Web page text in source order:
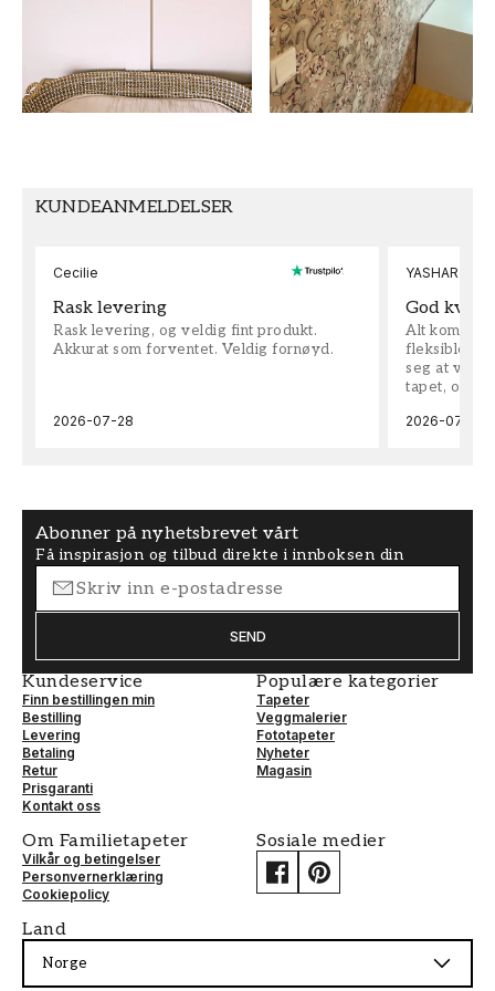
Newbie Wallpaper
FARGE
Rosa
MØNSTERHØYDE (cm)
53
KUNDEANMELDELSER
Cecilie
Rask levering
Rask levering, og veldig fint produkt.
Akkurat som forventet. Veldig fornøyd.
2026-07-28
YASHAR
God
Alt kom
fleksible på
seg at vi
tapet, og
2026-07-04
Abonner på nyhetsbrevet vårt
Få inspirasjon og tilbud direkte i innboksen din
SEND
Kundeservice
Finn bestillingen min
Bestilling
Levering
Betaling
Retur
Prisgaranti
Kontakt oss
Populære kategorier
Tapeter
Veggmalerier
Fototapeter
Nyheter
Magasin
Om Familietapeter
Vilkår og betingelser
Personvernerklæring
Cookiepolicy
Sosiale medier
Land
Norge